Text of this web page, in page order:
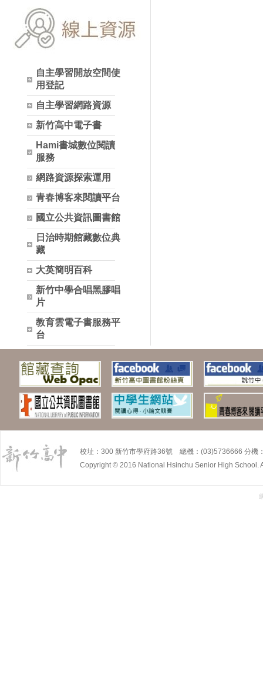
自主學習開放空間使
用登記
自主學習網路資源
新竹高中電子書
Hami書城數位閱讀
服務
網路資源探索運用
青春博客來閱讀平台
國立公共資訊圖書館
日治時期館藏數位典
藏
大英簡明百科
新竹中學合唱黑膠唱
片
教育雲電子書服務平
台
校址：300 新竹市學府路36號 總機：(03)5736666 分
Copyright © 2016 National Hsinchu Senior High School.